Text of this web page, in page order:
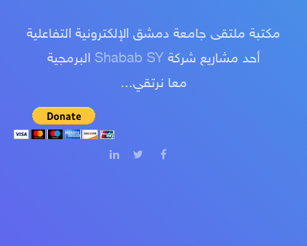
مكتبة ملتقى جامعة دمشق الإلكترونية التفاعلية
أحد مشاريع شركة Shabab SY البرمجية
معا نرتقي...